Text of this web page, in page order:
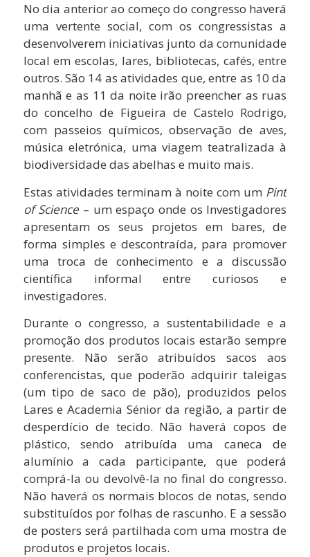
No dia anterior ao começo do congresso haverá
uma vertente social, com os congressistas a
desenvolverem iniciativas junto da comunidade
local em escolas, lares, bibliotecas, cafés, entre
outros. São 14 as atividades que, entre as 10 da
manhã e as 11 da noite irão preencher as ruas
do concelho de Figueira de Castelo Rodrigo,
com passeios químicos, observação de aves,
música eletrónica, uma viagem teatralizada à
biodiversidade das abelhas e muito mais.
Estas atividades terminam à noite com um Pint
of Science – um espaço onde os Investigadores
apresentam os seus projetos em bares, de
forma simples e descontraída, para promover
uma troca de conhecimento e a discussão
científica informal entre curiosos e
investigadores.
Durante o congresso, a sustentabilidade e a
promoção dos produtos locais estarão sempre
presente. Não serão atribuídos sacos aos
conferencistas, que poderão adquirir taleigas
(um tipo de saco de pão), produzidos pelos
Lares e Academia Sénior da região, a partir de
desperdício de tecido. Não haverá copos de
plástico, sendo atribuída uma caneca de
alumínio a cada participante, que poderá
comprá-la ou devolvê-la no final do congresso.
Não haverá os normais blocos de notas, sendo
substituídos por folhas de rascunho. E a sessão
de posters será partilhada com uma mostra de
produtos e projetos locais.